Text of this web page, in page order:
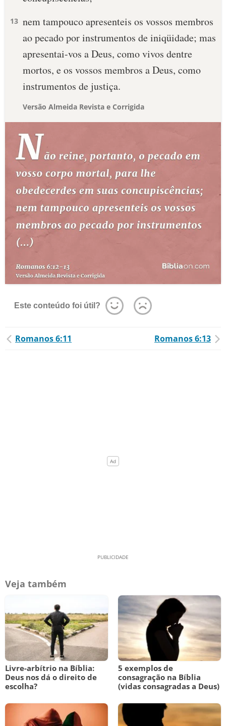
13 nem tampouco apresenteis os vossos membros
ao pecado por instrumentos de iniqüidade; mas
apresentai-vos a Deus, como vivos dentre
mortos, e os vossos membros a Deus, como
instrumentos de justiça.
Versão Almeida Revista e Corrigida
Este conteúdo foi útil?
Romanos 6:11 Romanos 6:13
Veja também
Livre-arbítrio na Bíblia:
Deus nos dá o direito de
escolha?
5 exemplos de
consagração na Bíblia
(vidas consagradas a Deus)